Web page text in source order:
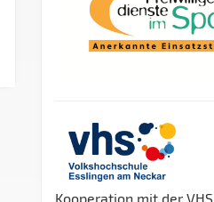
Kooperation mit der VHS